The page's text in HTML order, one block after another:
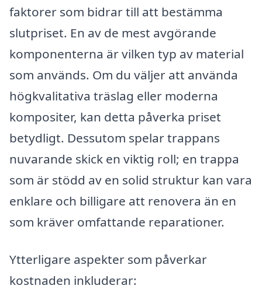
faktorer som bidrar till att bestämma
slutpriset. En av de mest avgörande
komponenterna är vilken typ av material
som används. Om du väljer att använda
högkvalitativa träslag eller moderna
kompositer, kan detta påverka priset
betydligt. Dessutom spelar trappans
nuvarande skick en viktig roll; en trappa
som är stödd av en solid struktur kan vara
enklare och billigare att renovera än en
som kräver omfattande reparationer.
Ytterligare aspekter som påverkar
kostnaden inkluderar: